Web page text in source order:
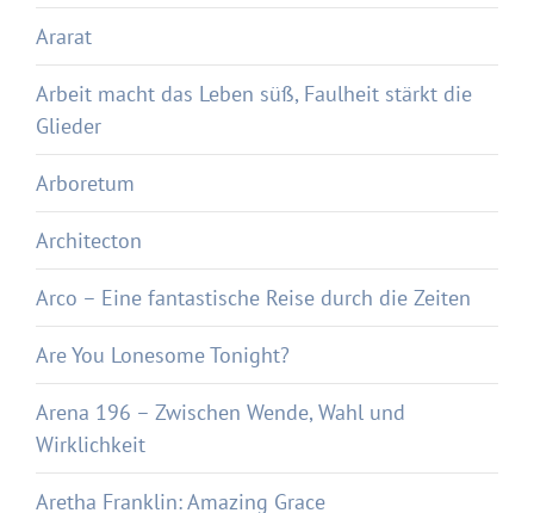
Ararat
Arbeit macht das Leben süß, Faulheit stärkt die
Glieder
Arboretum
Architecton
Arco – Eine fantastische Reise durch die Zeiten
Are You Lonesome Tonight?
Arena 196 – Zwischen Wende, Wahl und
Wirklichkeit
Aretha Franklin: Amazing Grace